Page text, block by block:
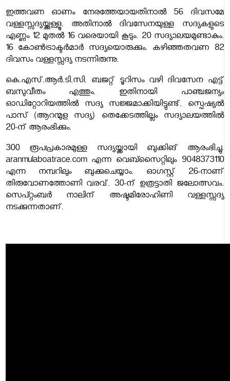
ഇത്തവണ ഓണം നേരത്തേയായതിനാൽ 56 ദിവസമേ
വള്ളസ്സദ്യയ്ക്കുള്ളൂ. അതിനാൽ ദിവസേനയുള്ള സദ്യകളുടെ
എണ്ണം 12 മുതൽ 16 വരെയായി കൂടും. 20 സദ്യാലയമുണ്ടാകും.
16 കോൺട്രാക്ടർമാർ സദ്യയൊരുക്കും. കഴിഞ്ഞതവണ 82
ദിവസം വള്ളസ്സദ്യ നടന്നിരുന്നു.
കെ.എസ്.ആർ.ടി.സി. ബജറ്റ് ടൂറിസം വഴി ദിവസേന എട്ട്
ബസുവീതം എത്തും. ഇതിനായി പാഞ്ചജന്യം
ഓഡിറ്റോറിയത്തിൽ സദ്യ സജ്ജമാക്കിയിട്ടുണ്ട്. സ്പെഷ്യൽ
പാസ് (ആറന്മുള സദ്യ) തെക്കേടത്തില്ലം സദ്യാലയത്തിൽ
20-ന്‌ ആരംഭിക്കും.
300 രൂപപ്രകാരമുള്ള സദ്യയ്ക്കായി ബുക്കിങ് ആരംഭിച്ചു.
aranmulaboatrace.com എന്ന വെബ്സൈറ്റിലും 9048373110
എന്ന നമ്പറിലും ബുക്കുചെയ്യാം. ഓഗസ്റ്റ് 26-നാണ്
തിരുവോണത്തോണി വരവ്. 30-ന് ഉത്രട്ടാതി ജലോത്സവം.
സെപ്റ്റംബർ നാലിന് അഷ്ടമിരോഹിണി വള്ളസ്സദ്യ
നടക്കുന്നതാണ്.